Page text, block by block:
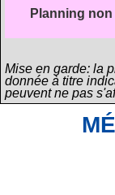
Planning
Mise en garde: la
donnée à titre
peuvent ne pas